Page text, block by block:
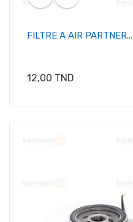
FILTRE A AIR PARTNER...
Prix
12,00 TND